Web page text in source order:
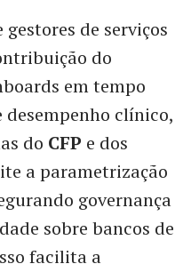
de serviços
do
em tempo
clínico,
do CFP e dos
a parametrização
governança
sobre bancos de
facilita a